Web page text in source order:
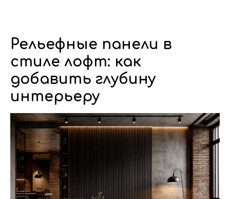
Рельефные панели в
стиле лофт: как
добавить глубину
интерьеру